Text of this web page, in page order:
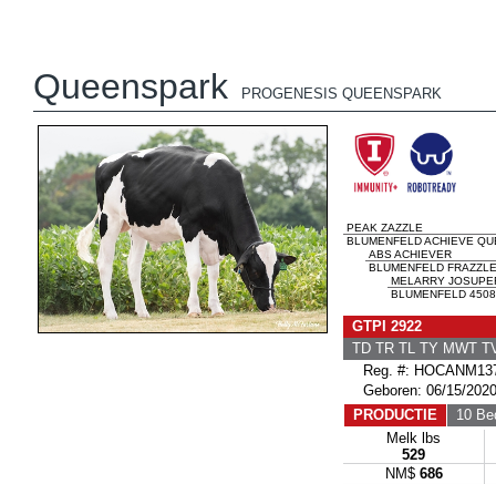
Queenspark PROGENESIS QUEENSPARK
PEAK ZAZZLE
BLUMENFELD ACHIEVE
ABS ACHIEVER
BLUMENFELD
MELARRY
BLUMENFELD
GTPI 2922
TD TR TL TY MWT
Reg. #:
Geboren: 06/15/2020
PRODUCTIE
10
Melk lbs
529
NM$ 686